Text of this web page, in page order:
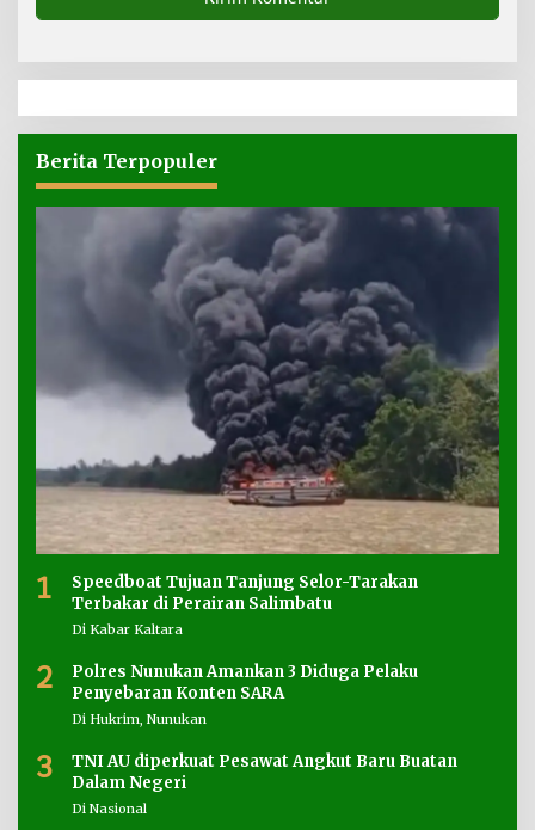
Berita Terpopuler
1
Speedboat Tujuan Tanjung Selor-Tarakan
Terbakar di Perairan Salimbatu
Di Kabar Kaltara
2
Polres Nunukan Amankan 3 Diduga Pelaku
Penyebaran Konten SARA
Di Hukrim, Nunukan
3
TNI AU diperkuat Pesawat Angkut Baru Buatan
Dalam Negeri
Di Nasional